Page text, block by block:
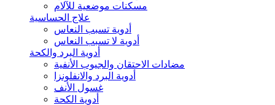
مسكنات موضعية للآلام
علاج الحساسية
أدوية تسبب النعاس
أدوية لا تسبب النعاس
أدوية البرد والكحة
مضادات الاحتقان والجيوب الأنفية
أدوية البرد والانفلونزا
غسول الأنف
أدوية الكحة